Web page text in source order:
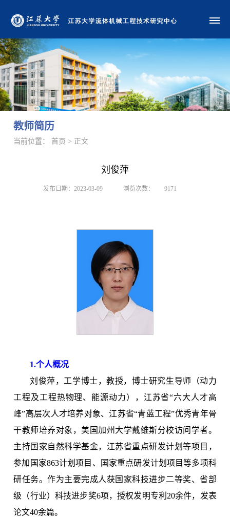
教师简历
当前位置： 首页 > 正文
刘俊萍
发布日期：2023-03-09 浏览次数： 9171
1.个人概况
刘俊萍，工学博士，教授，博士研究生导师（动力
工程及工程热物理、能源动力），江苏省“六大人才高
峰”高层次人才培养对象、江苏省“青蓝工程”优秀青年骨
干教师培养对象，美国加州大学戴维斯分校访问学者。
主持国家自然科学基金，江苏省重点研发计划等项目，
参加国家863计划项目、国家重点研发计划项目等多项科
研任务。作为主要完成人获国家科技进步二等奖、省部
级（行业）科技进步奖6项，授权发明专利20余件，发表
论文40余篇。